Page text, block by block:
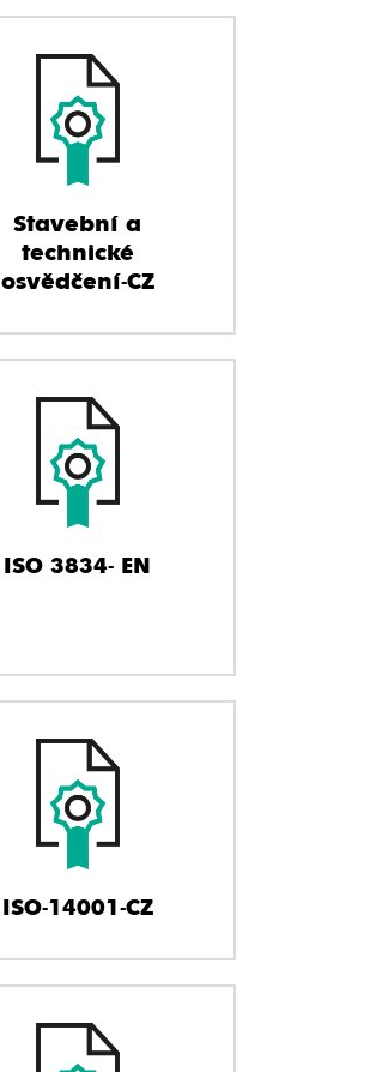
Stavební a
technické
osvědčení-CZ
ISO 3834- EN
ISO-14001-CZ